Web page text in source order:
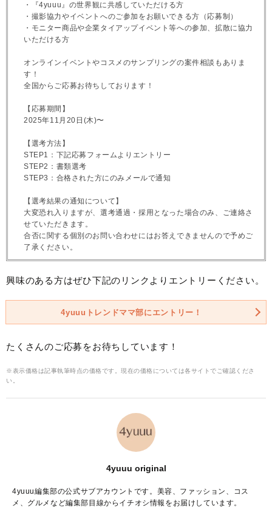
・『4yuuu』の世界観に共感していただける方
・撮影協力やイベントへのご参加をお願いできる方（応募制）
・モニター商品や企業タイアップイベント等への参加、拡散に協力
いただける方
オンラインイベントやコスメのサンプリングの案件相談もありま
す！
全国からご応募お待ちしております！
【応募期間】
2025年11月20日(木)〜
【選考方法】
STEP1：下記応募フォームよりエントリー
STEP2：書類選考
STEP3：合格された方にのみメールで通知
【選考結果の通知について】
大変恐れ入りますが、選考通過・採用となった場合のみ、ご連絡さ
せていただきます。
合否に関する個別のお問い合わせにはお答えできませんので予めご
了承ください。
興味のある方はぜひ下記のリンクよりエントリーください。
4yuuuトレンドママ部にエントリー！
たくさんのご応募をお待ちしています！
※表示価格は記事執筆時点の価格です。現在の価格については各サイトでご確認くださ
い。
4yuuu original
4yuuu編集部の公式サブアカウントです。美容、ファッション、コス
メ、グルメなど編集部目線からイチオシ情報をお届けしています。